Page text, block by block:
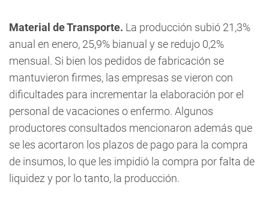
Material de Transporte. La producción subió 21,3%
anual en enero, 25,9% bianual y se redujo 0,2%
mensual. Si bien los pedidos de fabricación se
mantuvieron firmes, las empresas se vieron con
dificultades para incrementar la elaboración por el
personal de vacaciones o enfermo. Algunos
productores consultados mencionaron además que
se les acortaron los plazos de pago para la compra
de insumos, lo que les impidió la compra por falta de
liquidez y por lo tanto, la producción.